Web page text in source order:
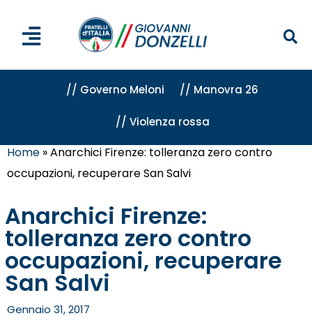
// Governo Meloni // Manovra 26
// Violenza rossa
Home »Anarchici Firenze: tolleranza zero contro
occupazioni, recuperare San Salvi
Anarchici Firenze:
tolleranza zero contro
occupazioni, recuperare
San Salvi
Gennaio 31, 2017